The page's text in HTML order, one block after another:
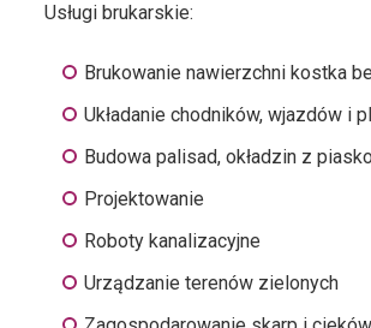
Usługi brukarskie:
Brukowanie nawierzchni kostka
Układanie chodników, wjazdów i
Budowa palisad, okładzin z
Projektowanie
Roboty kanalizacyjne
Urządzanie terenów zielonych